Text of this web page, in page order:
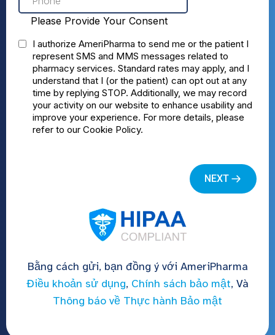
Bằng cách gửi, bạn đồng ý với AmeriPharma
Điều khoản sử dụng, Chính sách bảo mật, Và
Thông báo về Thực hành Bảo mật